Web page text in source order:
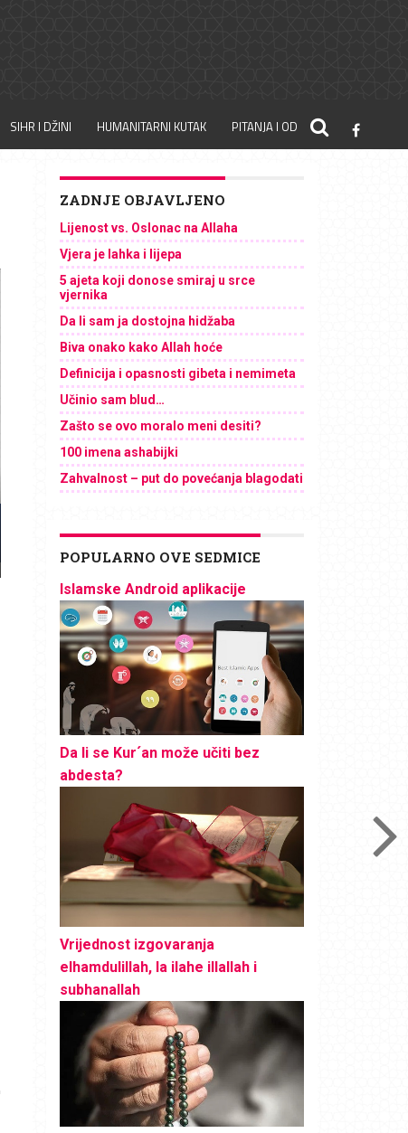
SIHR I DŽINI HUMANITARNI KUTAK PITANJA I ODGOVORI
ZADNJE OBJAVLJENO
Lijenost vs. Oslonac na Allaha
Vjera je lahka i lijepa
5 ajeta koji donose smiraj u srce
vjernika
Da li sam ja dostojna hidžaba
Biva onako kako Allah hoće
Definicija i opasnosti gibeta i nemimeta
Učinio sam blud…
Zašto se ovo moralo meni desiti?
100 imena ashabijki
Zahvalnost – put do povećanja blagodati
POPULARNO OVE SEDMICE
Islamske Android aplikacije
Da li se Kur´an može učiti bez
abdesta?
Vrijednost izgovaranja
elhamdulillah, la ilahe illallah i
subhanallah